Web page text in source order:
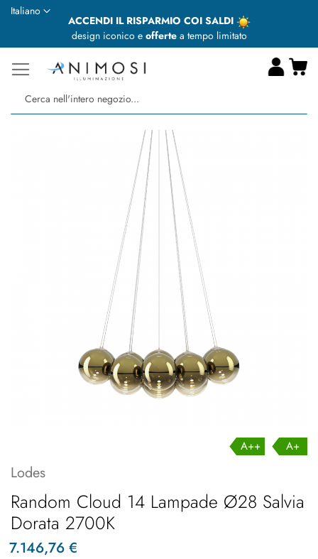
ACCENDI IL RISPARMIO COI SALDI
design iconico e offertea tempo limitato
Lingua
Italiano
A++ A+
Lodes
Random Cloud 14 Lampade Ø28 Salvia
Dorata 2700K
7.146,76 €